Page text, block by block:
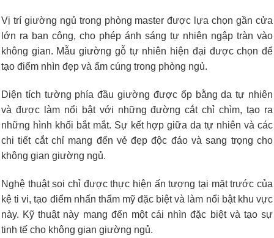
Vị trí giường ngủ trong phòng master được lựa chọn gần cửa
lớn ra ban công, cho phép ánh sáng tự nhiên ngập tràn vào
không gian. Mẫu giường gỗ tự nhiên hiện đại được chọn để
tạo điểm nhìn đẹp và ấm cúng trong phòng ngủ.
Diện tích tường phía đầu giường được ốp bằng da tự nhiên
và được làm nổi bật với những đường cắt chỉ chìm, tạo ra
những hình khối bắt mắt. Sự kết hợp giữa da tự nhiên và các
chi tiết cắt chỉ mang đến vẻ đẹp độc đáo và sang trọng cho
không gian giường ngủ.
Nghệ thuật soi chỉ được thực hiện ấn tượng tại mặt trước của
kệ ti vi, tạo điểm nhấn thẩm mỹ đặc biệt và làm nổi bật khu vực
này. Kỹ thuật này mang đến một cái nhìn đặc biệt và tạo sự
tinh tế cho không gian giường ngủ.